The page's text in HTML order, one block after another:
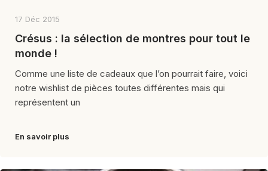
17 Déc 2015
Crésus : la sélection de montres pour tout le
monde !
Comme une liste de cadeaux que l’on pourrait faire, voici
notre wishlist de pièces toutes différentes mais qui
représentent un
En savoir plus